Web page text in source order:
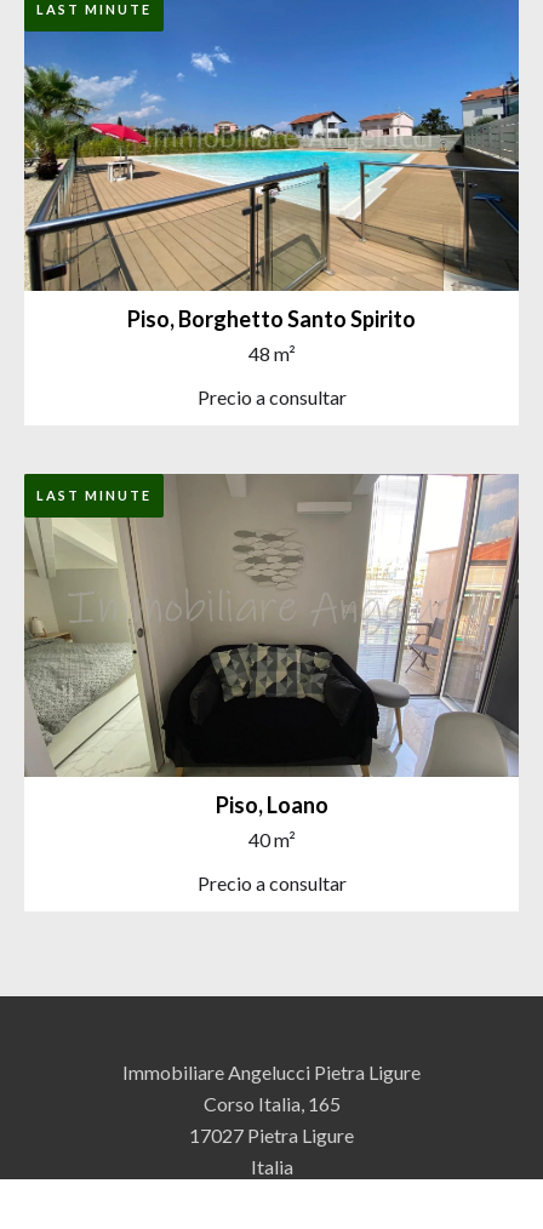
Piso, Borghetto Santo Spirito
48 m²
Precio a consultar
LAST MINUTE
Piso, Loano
40 m²
Precio a consultar
LAST MINUTE
Immobiliare Angelucci Pietra Ligure
Corso Italia, 165
17027 Pietra Ligure
Italia